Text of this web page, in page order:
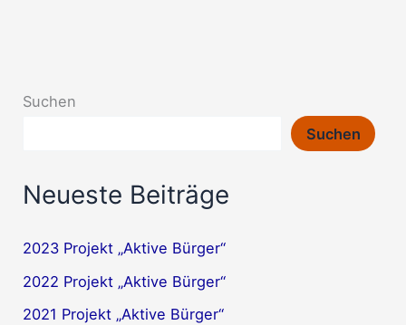
Suchen
Suchen
Neueste Beiträge
2023 Projekt „Aktive Bürger“
2022 Projekt „Aktive Bürger“
2021 Projekt „Aktive Bürger“